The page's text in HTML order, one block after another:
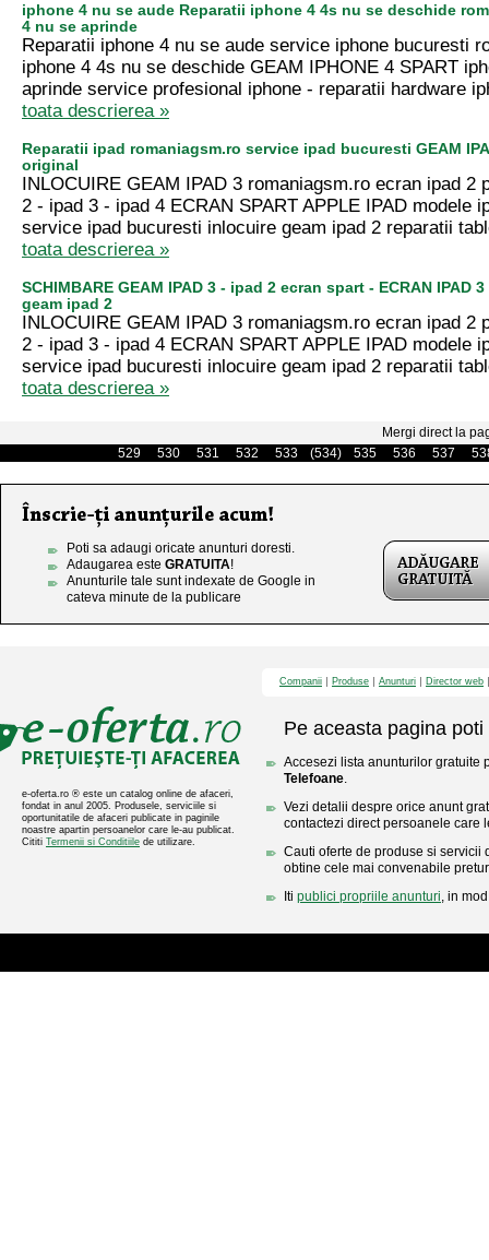
iphone 4 nu se aude Reparatii iphone 4 4s nu se deschide
4 nu se aprinde
Reparatii iphone 4 nu se aude service iphone bucuresti
iphone 4 4s nu se deschide GEAM IPHONE 4 SPART
aprinde service profesional iphone - reparatii hardware
toata descrierea »
Reparatii ipad romaniagsm.ro service ipad bucuresti GEAM
original
INLOCUIRE GEAM IPAD 3 romaniagsm.ro ecran ipad 2
2 - ipad 3 - ipad 4 ECRAN SPART APPLE IPAD modele
service ipad bucuresti inlocuire geam ipad 2 reparatii
toata descrierea »
SCHIMBARE GEAM IPAD 3 - ipad 2 ecran spart - ECRAN IPAD
geam ipad 2
INLOCUIRE GEAM IPAD 3 romaniagsm.ro ecran ipad 2
2 - ipad 3 - ipad 4 ECRAN SPART APPLE IPAD modele
service ipad bucuresti inlocuire geam ipad 2 reparatii
toata descrierea »
Mergi direct la
529
530 531 532 533 (534) 535 536 537
Poti sa adaugi oricate anunturi doresti.
Adaugarea este GRATUITA!
Anunturile tale sunt indexate de Google in
cateva minute de la publicare
e-oferta.ro ® este un catalog online de afaceri,
fondat in anul 2005. Produsele, serviciile si
oportunitatile de afaceri publicate in paginile
noastre apartin persoanelor care le-au publicat.
Cititi Termenii si Conditiile de utilizare.
Companii Produse Anunturi Director web
Pe aceasta pagina poti
Accesezi lista anunturilor gratuite
Telefoane.
Vezi detalii despre orice anunt
contactezi direct persoanele care
Cauti oferte de produse si servicii
obtine cele mai convenabile
Iti publici propriile anunturi, in